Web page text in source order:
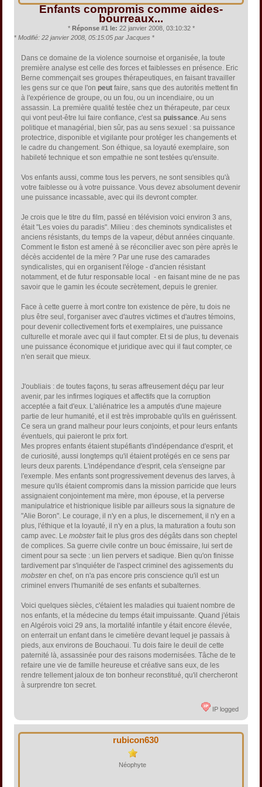
Enfants compromis comme aides-
bourreaux...
* Réponse #1 le: 22 janvier 2008, 03:10:32 *
* Modifié: 22 janvier 2008, 05:15:05 par Jacques *
Dans ce domaine de la violence sournoise et organisée, la toute
première analyse est celle des forces et faiblesses en présence. Eric
Berne commençait ses groupes thérapeutiques, en faisant travailler
les gens sur ce que l'on peut faire, sans que des autorités mettent fin
à l'expérience de groupe, ou un fou, ou un incendiaire, ou un
assassin. La première qualité testée chez un thérapeute, par ceux
qui vont peut-être lui faire confiance, c'est sa puissance. Au sens
politique et managérial, bien sûr, pas au sens sexuel : sa puissance
protectrice, disponible et vigilante pour protéger les changements et
le cadre du changement. Son éthique, sa loyauté exemplaire, son
habileté technique et son empathie ne sont testées qu'ensuite.
Vos enfants aussi, comme tous les pervers, ne sont sensibles qu'à
votre faiblesse ou à votre puissance. Vous devez absolument devenir
une puissance incassable, avec qui ils devront compter.
Je crois que le titre du film, passé en télévision voici environ 3 ans,
était "Les voies du paradis". Milieu : des cheminots syndicalistes et
anciens résistants, du temps de la vapeur, début années cinquante.
Comment le fiston est amené à se réconcilier avec son père après le
décès accidentel de la mère ? Par une ruse des camarades
syndicalistes, qui en organisent l'éloge - d'ancien résistant
notamment, et de futur responsable local - en faisant mine de ne pas
savoir que le gamin les écoute secrètement, depuis le grenier.
Face à cette guerre à mort contre ton existence de père, tu dois ne
plus être seul, t'organiser avec d'autres victimes et d'autres témoins,
pour devenir collectivement forts et exemplaires, une puissance
culturelle et morale avec qui il faut compter. Et si de plus, tu devenais
une puissance économique et juridique avec qui il faut compter, ce
n'en serait que mieux.
J'oubliais : de toutes façons, tu seras affreusement déçu par leur
avenir, par les infirmes logiques et affectifs que la corruption
acceptée a fait d'eux. L'aliénatrice les a amputés d'une majeure
partie de leur humanité, et il est très improbable qu'ils en guérissent.
Ce sera un grand malheur pour leurs conjoints, et pour leurs enfants
éventuels, qui paieront le prix fort.
Mes propres enfants étaient stupéfiants d'indépendance d'esprit, et
de curiosité, aussi longtemps qu'il étaient protégés en ce sens par
leurs deux parents. L'indépendance d'esprit, cela s'enseigne par
l'exemple. Mes enfants sont progressivement devenus des larves, à
mesure qu'ils étaient compromis dans la mission parricide que leurs
assignaient conjointement ma mère, mon épouse, et la perverse
manipulatrice et histrionique lisible par ailleurs sous la signature de
"Alie Boron". Le courage, il n'y en a plus, le discernement, il n'y en a
plus, l'éthique et la loyauté, il n'y en a plus, la maturation a foutu son
camp avec. Lemobsterfait le plus gros des dégâts dans son cheptel
de complices. Sa guerre civile contre un bouc émissaire, lui sert de
ciment pour sa secte : un lien pervers et sadique. Bien qu'on finisse
tardivement par s'inquiéter de l'aspect criminel des agissements du
mobsteren chef, on n'a pas encore pris conscience qu'il est un
criminel envers l'humanité de ses enfants et subalternes.
Voici quelques siècles, c'étaient les maladies qui tuaient nombre de
nos enfants, et la médecine du temps était impuissante. Quand j'étais
en Algérois voici 29 ans, la mortalité infantile y était encore élevée,
on enterrait un enfant dans le cimetière devant lequel je passais à
pieds, aux environs de Bouchaoui. Tu dois faire le deuil de cette
paternité là, assassinée pour des raisons modernisées. Tâche de te
refaire une vie de famille heureuse et créative sans eux, de les
rendre tellement jaloux de ton bonheur reconstitué, qu'il chercheront
à surprendre ton secret.
IP logged
rubicon630
Néophyte